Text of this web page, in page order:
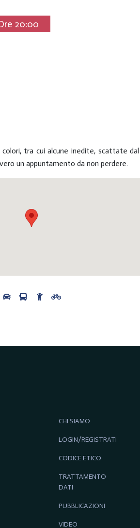
20:00
tra cui alcune inedite, scattate
un appuntamento da non perdere.
CHI SIAMO
LOGIN/REGISTRATI
CODICE ETICO
TRATTAMENTO
DATI
PUBBLICAZIONI
VIDEO